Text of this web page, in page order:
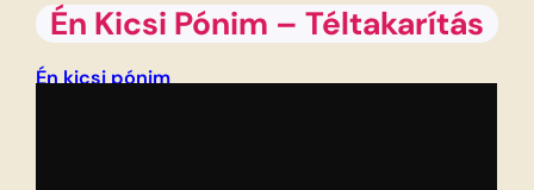
Én Kicsi Pónim – Téltakarítás
Én kicsi pónim